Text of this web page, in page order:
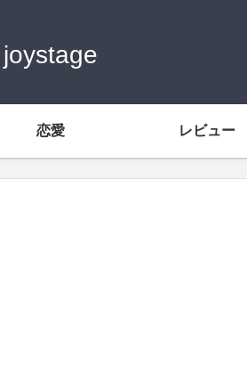
joystage
恋愛 レビュー